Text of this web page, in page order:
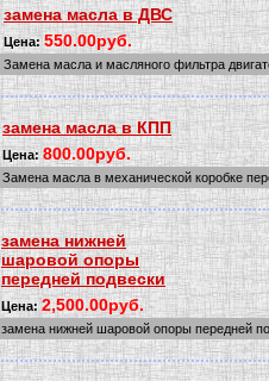
замена масла в ДВС
Цена:550.00руб.
Замена масла и масляного фильтра
замена масла в КПП
Цена:800.00руб.
Замена масла в механической коробке
замена нижней
шаровой опоры
передней подвески
Цена: 2,500.00руб.
замена нижней шаровой опоры передней